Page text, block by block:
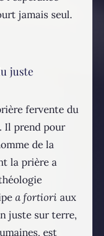
jamais seul.
juste
fervente du
Il prend pour
de la
la prière a
a fortiori aux
juste sur terre,
est